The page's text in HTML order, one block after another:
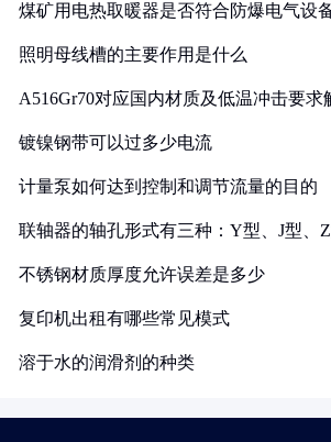
煤矿用电热取暖器是否符合防爆电气设
照明母线槽的主要作用是什么
A516Gr70对应国内材质及低温冲击要求
镀镍钢带可以过多少电流
计量泵如何达到控制和调节流量的目的
联轴器的轴孔形式有三种：Y型、J型、
不锈钢材质厚度允许误差是多少
复印机出租有哪些常见模式
溶于水的润滑剂的种类